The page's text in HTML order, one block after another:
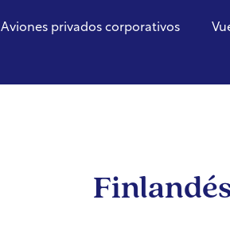
Aviones privados corporativos